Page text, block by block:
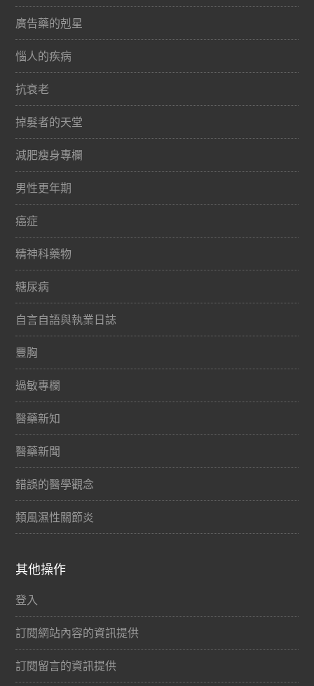
廣告藥的剋星
惱人的疾病
抗衰老
掉髮者的天堂
減肥瘦身專欄
男性更年期
癌症
精神科藥物
糖尿病
自言自語與執業日誌
豐胸
過敏專欄
醫藥新知
醫藥新聞
錯誤的醫學觀念
類風濕性關節炎
其他操作
登入
訂閱網站內容的資訊提供
訂閱留言的資訊提供